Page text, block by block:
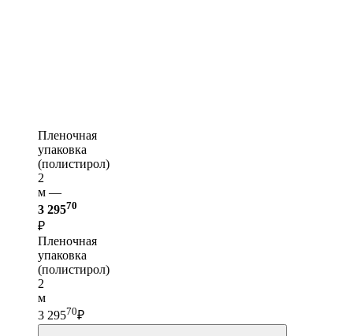
Пленочная
упаковка
(полистирол)
2
м —
3 29570
₽
Пленочная
упаковка
(полистирол)
2
м
3 29570₽